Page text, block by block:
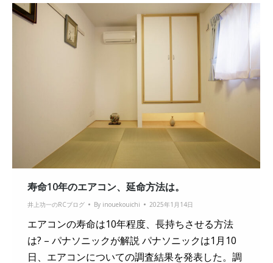
寿命10年のエアコン、延命方法は。
井上功一のRCブログ By inouekouichi 2025年1月14日
エアコンの寿命は10年程度、長持ちさせる方法
は? – パナソニックが解説 パナソニックは1月10
日、エアコンについての調査結果を発表した。調